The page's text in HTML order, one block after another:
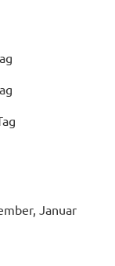
Januar